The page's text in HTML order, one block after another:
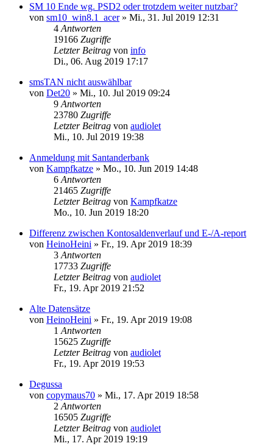
SM 10 Ende wg. PSD2 oder trotzdem weiter nutzbar?
von sm10_win8.1_acer» Mi., 31. Jul 2019 12:31
4 Antworten
19166 Zugriffe
Letzter Beitrag von info
Di., 06. Aug 2019 17:17
smsTAN nicht auswählbar
von Det20 » Mi., 10. Jul 2019 09:24
9 Antworten
23780 Zugriffe
Letzter Beitrag von audiolet
Mi., 10. Jul 2019 19:38
Anmeldung mit Santanderbank
von Kampfkatze » Mo., 10. Jun 2019 14:48
6 Antworten
21465 Zugriffe
Letzter Beitrag von Kampfkatze
Mo., 10. Jun 2019 18:20
Differenz zwischen Kontosaldenverlauf und E-/A-report
von HeinoHeini » Fr., 19. Apr 2019 18:39
3 Antworten
17733 Zugriffe
Letzter Beitrag von audiolet
Fr., 19. Apr 2019 21:52
Alte Datensätze
von HeinoHeini » Fr., 19. Apr 2019 19:08
1 Antworten
15625 Zugriffe
Letzter Beitrag von audiolet
Fr., 19. Apr 2019 19:53
Degussa
von copymaus70 » Mi., 17. Apr 2019 18:58
2 Antworten
16505 Zugriffe
Letzter Beitrag von audiolet
Mi., 17. Apr 2019 19:19